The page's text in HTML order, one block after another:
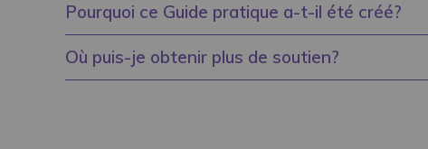
Pourquoi ce Guide pratique a-t-il été créé?
Où puis-je obtenir plus de soutien?